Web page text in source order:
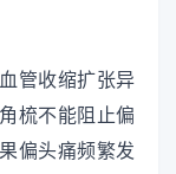
管收缩扩张异
梳不能阻止偏
偏头痛频繁发